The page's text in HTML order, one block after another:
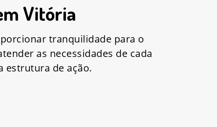
Vitória
tranquilidade para o
as necessidades de cada
estrutura de ação.